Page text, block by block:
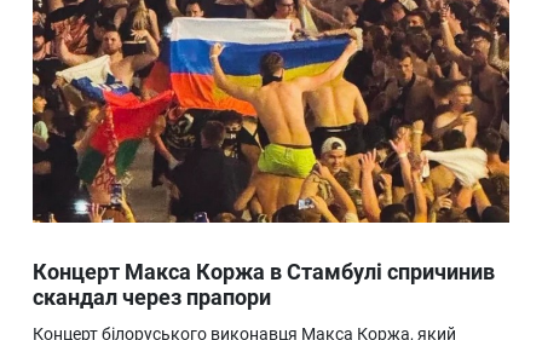
Концерт Макса Коржа в Стамбулі спричинив
скандал через прапори
Концерт білоруського виконавця Макса Коржа, який